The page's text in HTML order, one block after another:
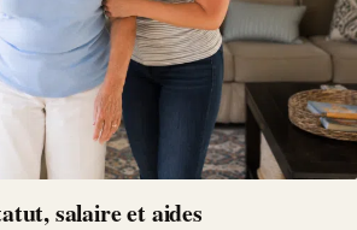
salaire et aides